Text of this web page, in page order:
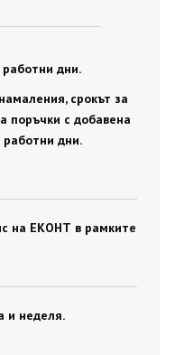
дни.
срокът за
поръчки с добавена
дни.
на ЕКОНТ в рамките
и неделя.